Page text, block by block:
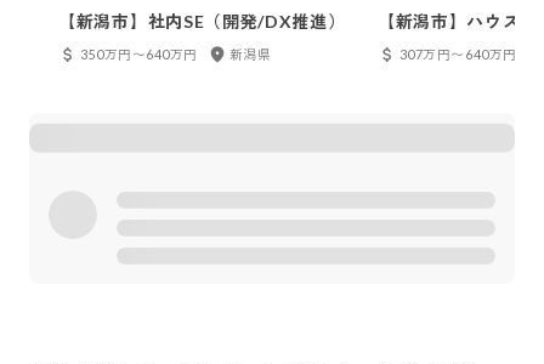
【新潟市】社内SE（開発/DX推進）
350万円〜640万円 新潟県
【新潟市】ハウス
設計・営業）
307万円〜640万円